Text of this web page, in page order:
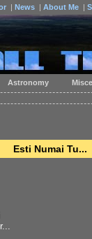
| News | About Me |
Esti Numai Tu...
Astronomy